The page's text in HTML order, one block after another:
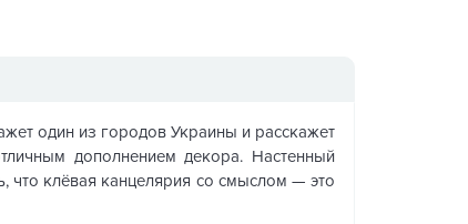
один из городов Украины и расскажет
дополнением декора. Настенный
что клёвая канцелярия со смыслом — это